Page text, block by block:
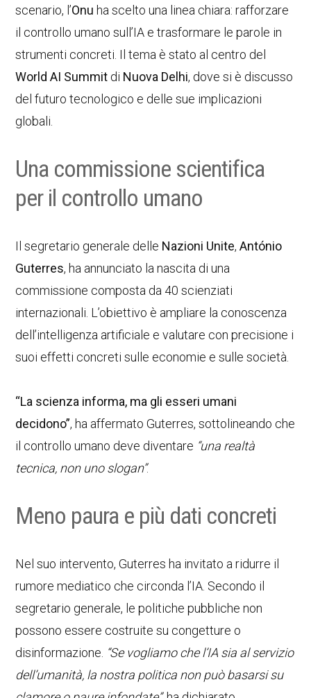
scenario, l’Onu ha scelto una linea chiara: rafforzare
il controllo umano sull’IA e trasformare le parole in
strumenti concreti. Il tema è stato al centro del
World AI Summit di Nuova Delhi, dove si è discusso
del futuro tecnologico e delle sue implicazioni
globali.
Una commissione scientifica
per il controllo umano
Il segretario generale delle Nazioni Unite,António
Guterres, ha annunciato la nascita di una
commissione composta da 40 scienziati
internazionali. L’obiettivo è ampliare la conoscenza
dell’intelligenza artificiale e valutare con precisione i
suoi effetti concreti sulle economie e sulle società.
“La scienza informa, ma gli esseri umani
decidono”, ha affermato Guterres, sottolineando che
il controllo umano deve diventare “una realtà
tecnica, non uno slogan”.
Meno paura e più dati concreti
Nel suo intervento, Guterres ha invitato a ridurre il
rumore mediatico che circonda l’IA. Secondo il
segretario generale, le politiche pubbliche non
possono essere costruite su congetture o
disinformazione. “Se vogliamo che l’IA sia al servizio
dell’umanità, la nostra politica non può basarsi su